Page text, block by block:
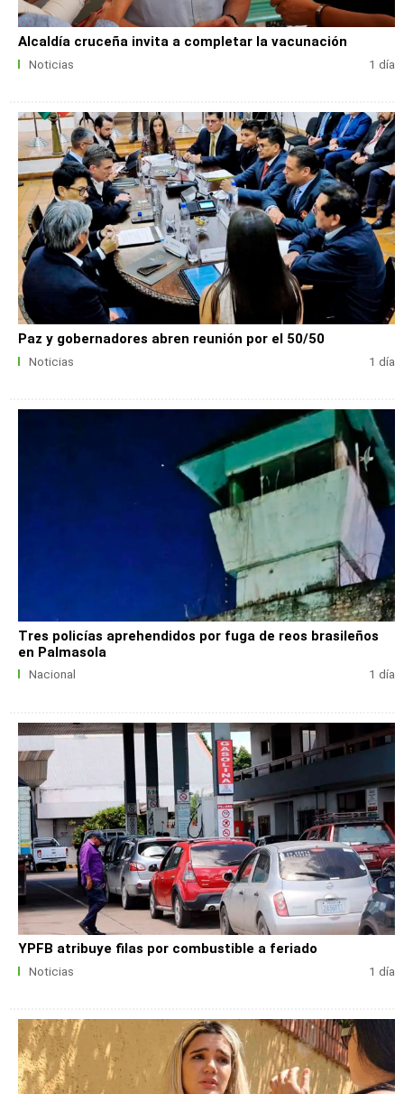
Alcaldía cruceña invita a completar la vacunación
Noticias 1 día
Paz y gobernadores abren reunión por el 50/50
Noticias 1 día
Tres policías aprehendidos por fuga de reos brasileños
en Palmasola
Nacional 1 día
YPFB atribuye filas por combustible a feriado
Noticias 1 día